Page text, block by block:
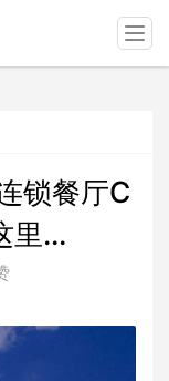
锁餐厅C
里...
T
o
n
a
t